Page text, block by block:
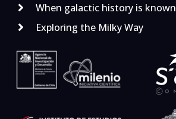
When galactic history is known
Exploring the Milky Way